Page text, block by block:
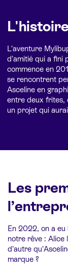
L’aventure
d’amitié qui a
commence en
se rencontrent
Asceline en
entre deux frites,
un projet qui
Les
En 2022, on a eu
notre rêve : Alice
d’autre
marque ?